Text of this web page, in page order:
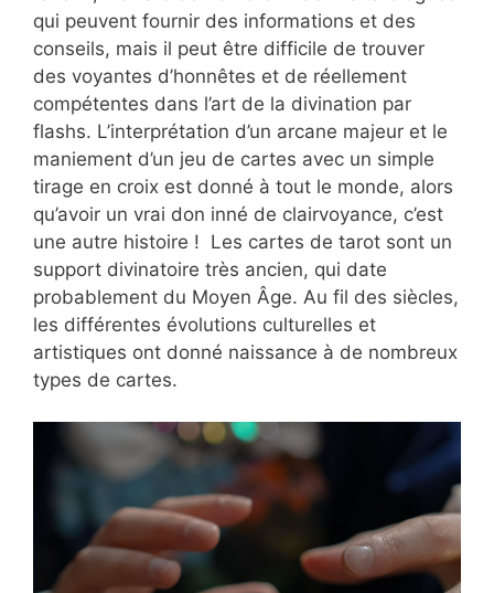
qui peuvent fournir des informations et des
conseils, mais il peut être difficile de trouver
des voyantes d’honnêtes et de réellement
compétentes dans l’art de la divination par
flashs. L’interprétation d’un arcane majeur et le
maniement d’un jeu de cartes avec un simple
tirage en croix est donné à tout le monde, alors
qu’avoir un vrai don inné de clairvoyance, c’est
une autre histoire ! Les cartes de tarot sont un
support divinatoire très ancien, qui date
probablement du Moyen Âge. Au fil des siècles,
les différentes évolutions culturelles et
artistiques ont donné naissance à de nombreux
types de cartes.